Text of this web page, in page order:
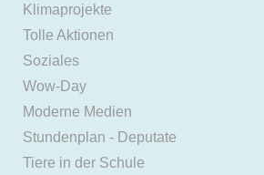
Klimaprojekte
Tolle Aktionen
Soziales
Wow-Day
Moderne Medien
Stundenplan - Deputate
Tiere in der Schule